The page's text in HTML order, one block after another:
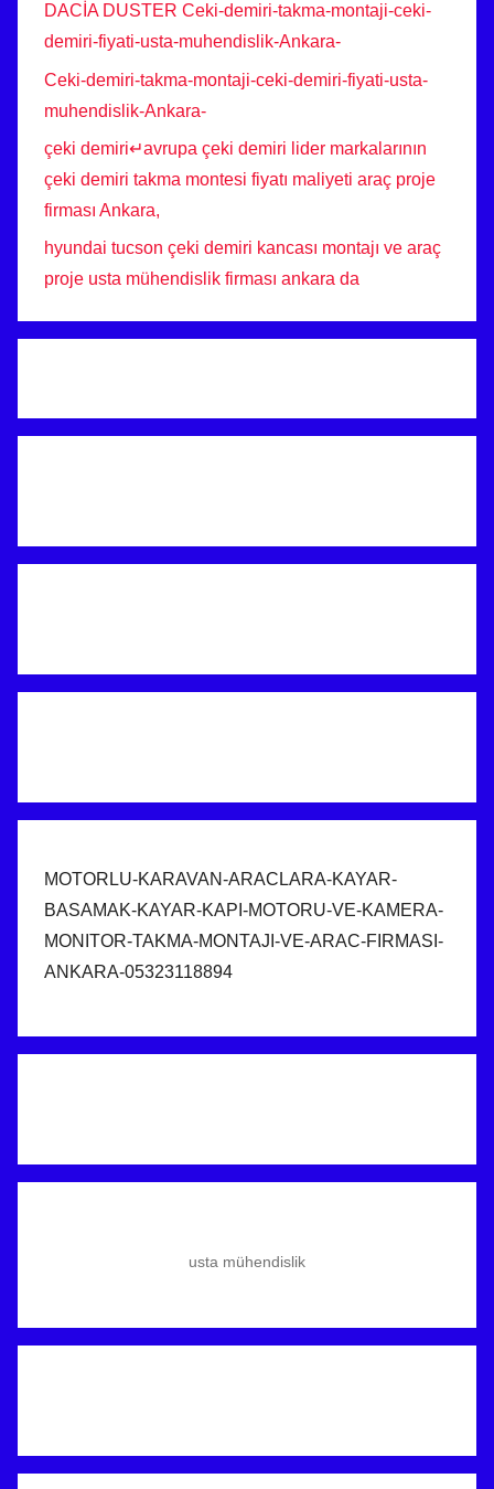
DACİA DUSTER Ceki-demiri-takma-montaji-ceki-
demiri-fiyati-usta-muhendislik-Ankara-
Ceki-demiri-takma-montaji-ceki-demiri-fiyati-usta-
muhendislik-Ankara-
çeki demiri↵avrupa çeki demiri lider markalarının
çeki demiri takma montesi fiyatı maliyeti araç proje
firması Ankara,
hyundai tucson çeki demiri kancası montajı ve araç
proje usta mühendislik firması ankara da
MOTORLU-KARAVAN-ARACLARA-KAYAR-
BASAMAK-KAYAR-KAPI-MOTORU-VE-KAMERA-
MONITOR-TAKMA-MONTAJI-VE-ARAC-FIRMASI-
ANKARA-05323118894
usta mühendislik